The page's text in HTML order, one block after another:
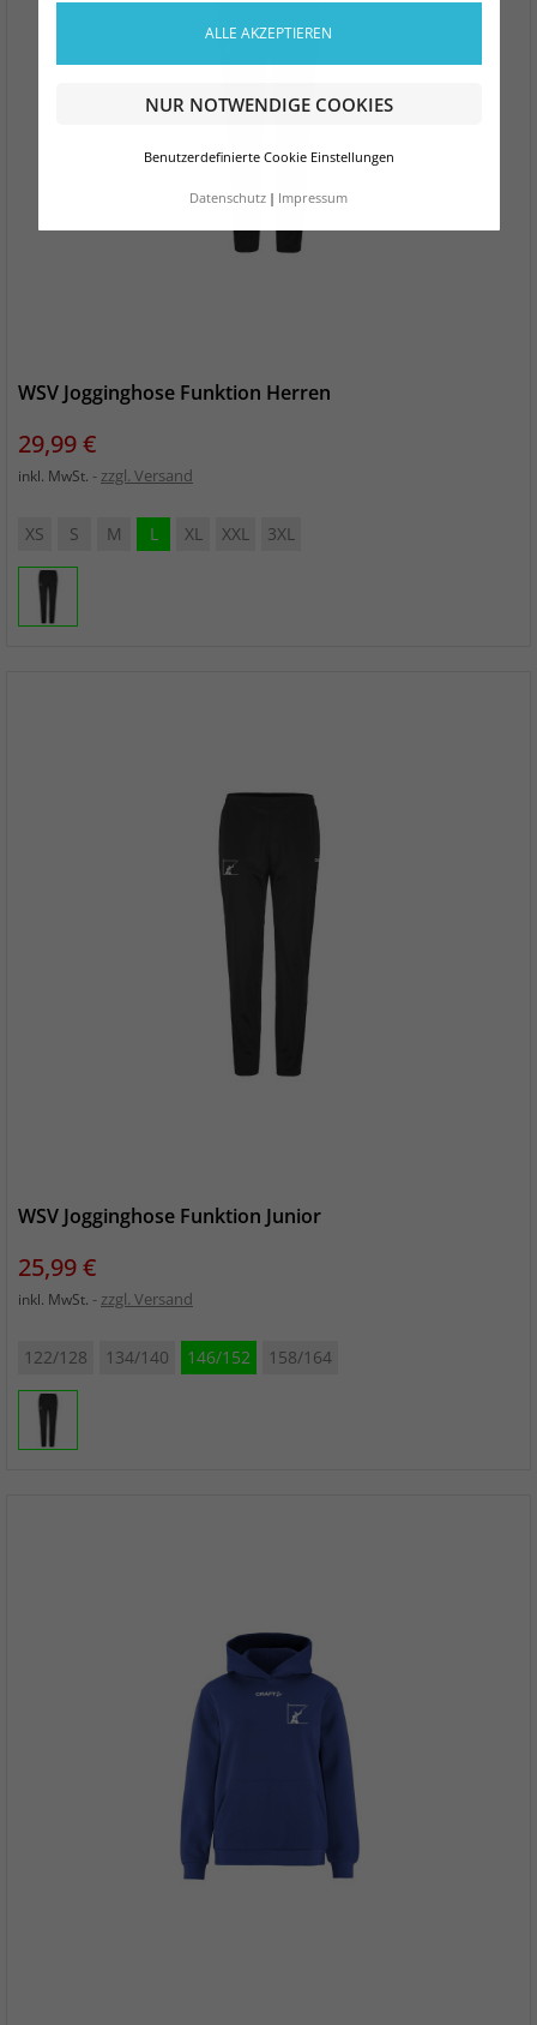
ALLE AKZEPTIEREN
NUR NOTWENDIGE COOKIES
Benutzerdefinierte Cookie Einstellungen
Datenschutz Impressum
WSV Jogginghose Funktion Herren
Preis
29,99 €
inkl. MwSt. zzgl. Versand
XS S M L XL XXL 3XL
WSV Jogginghose Funktion Junior
Preis
25,99 €
inkl. MwSt. zzgl. Versand
122/128 134/140 146/152 158/164